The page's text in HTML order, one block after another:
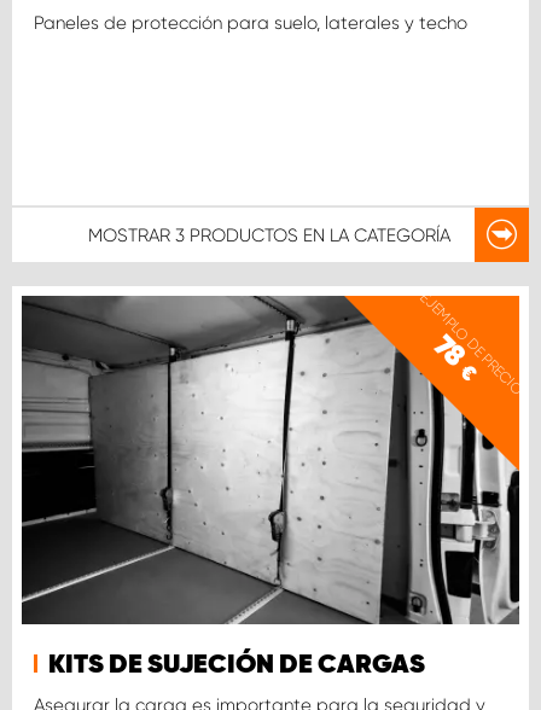
Paneles de protección para suelo, laterales y techo
MOSTRAR 3 PRODUCTOS EN LA CATEGORÍA
EJEMPLO DE PRECIO
78
€
KITS DE SUJECIÓN DE CARGAS
Asegurar la carga es importante para la seguridad y